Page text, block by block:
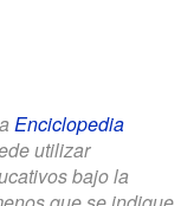
Enciclopedia
utilizar
bajo la